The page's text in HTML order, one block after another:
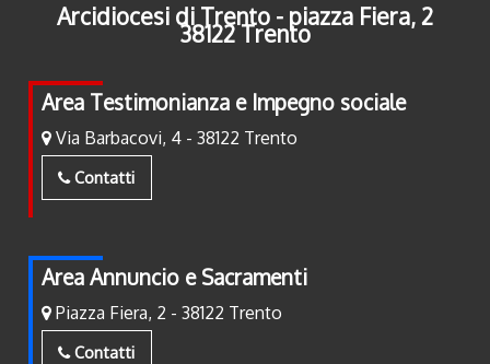
Arcidiocesi di Trento - piazza Fiera, 2
38122 Trento
Area Testimonianza e Impegno sociale
Via Barbacovi, 4 - 38122 Trento
Contatti
Area Annuncio e Sacramenti
Piazza Fiera, 2 - 38122 Trento
Contatti